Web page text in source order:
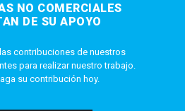
NO COMERCIALES
DE SU APOYO
contribuciones de nuestros
para realizar nuestro trabajo.
su contribución hoy.